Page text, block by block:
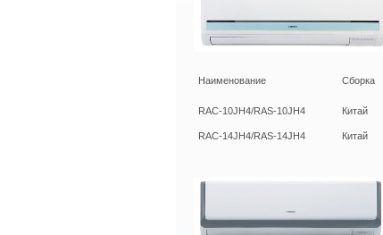
Наименование Сборка
RAC-10JH4/RAS-10JH4 Китай
RAC-14JH4/RAS-14JH4 Китай